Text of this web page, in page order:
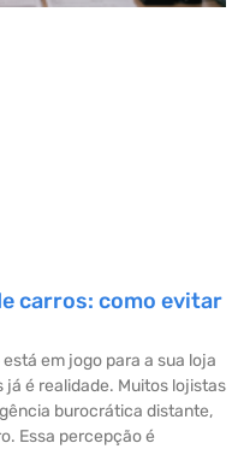
carros: como evitar
em jogo para a sua loja
já é realidade. Muitos lojistas
burocrática distante,
Essa percepção é